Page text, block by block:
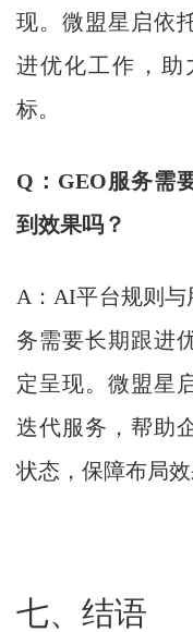
现。微盟星启依
进优化工作，助
标。
Q：GEO服务需
到效果吗？
A：AI平台规则与
务需要长期跟进
定呈现。微盟星
迭代服务，帮助
状态，保障布局效
七、结语